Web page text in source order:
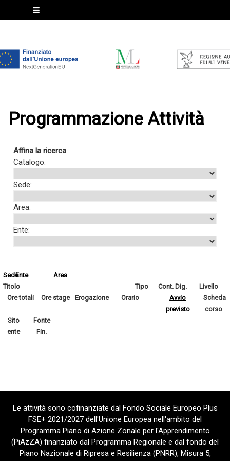
Programmazione Attività
Affina la ricerca
Catalogo:
Sede:
Area:
Ente:
SedeEnte
Area
Titolo
Tipo Cont. Dig.
Livello
Ore totali
Ore stage Erogazione Orario
Avvio
previsto
Scheda
corso
Sito
ente
Fonte
Fin.
Le attività sono cofinanziate dal Fondo Sociale Europeo Plus
FSE+ 2021/2027 dell'Unione Europea nell'ambito del
Programma Piano di Azione Zonale per l'Apprendimento
(PiAzZA) finanziato dal Programma Regionale e dal fondo del
Piano Nazionale di Ripresa e Resilienza (PNRR), Misura 5,